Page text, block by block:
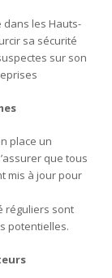
les Hauts-
sa sécurité
sur son
place un
que tous
mis à jour pour
réguliers sont
potentielles.